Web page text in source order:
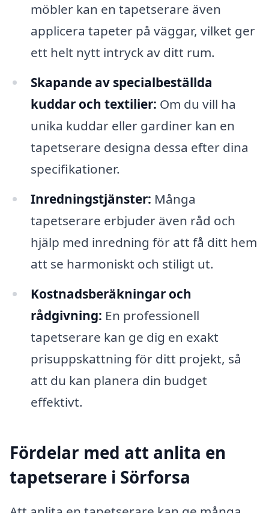
möbler kan en tapetserare även
applicera tapeter på väggar, vilket ger
ett helt nytt intryck av ditt rum.
Skapande av specialbeställda
kuddar och textilier: Om du vill ha
unika kuddar eller gardiner kan en
tapetserare designa dessa efter dina
specifikationer.
Inredningstjänster: Många
tapetserare erbjuder även råd och
hjälp med inredning för att få ditt hem
att se harmoniskt och stiligt ut.
Kostnadsberäkningar och
rådgivning: En professionell
tapetserare kan ge dig en exakt
prisuppskattning för ditt projekt, så
att du kan planera din budget
effektivt.
Fördelar med att anlita en
tapetserare i Sörforsa